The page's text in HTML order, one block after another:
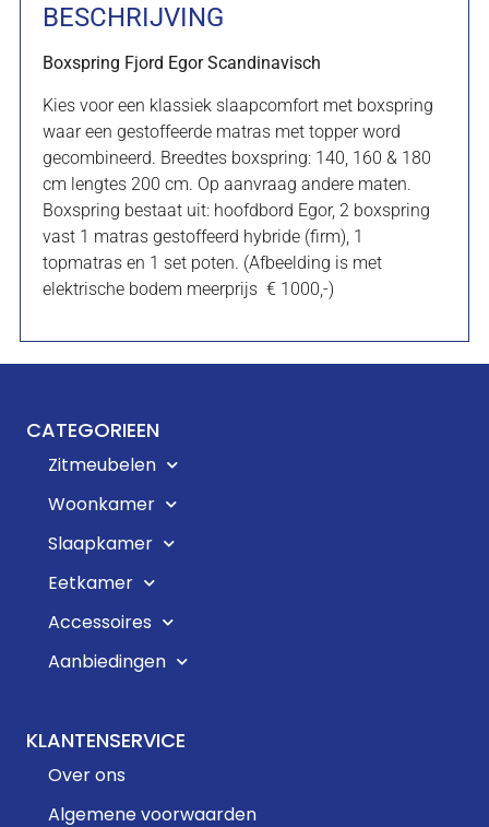
BESCHRIJVING
Boxspring Fjord Egor Scandinavisch
Kies voor een klassiek slaapcomfort met boxspring
waar een gestoffeerde matras met topper word
gecombineerd. Breedtes boxspring: 140, 160 & 180
cm lengtes 200 cm. Op aanvraag andere maten.
Boxspring bestaat uit: hoofdbord Egor, 2 boxspring
vast 1 matras gestoffeerd hybride (firm), 1
topmatras en 1 set poten. (Afbeelding is met
elektrische bodem meerprijs € 1000,-)
CATEGORIEEN
Zitmeubelen
Woonkamer
Slaapkamer
Eetkamer
Accessoires
Aanbiedingen
KLANTENSERVICE
Over ons
Algemene voorwaarden